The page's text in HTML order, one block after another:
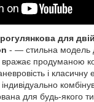
для
- — стильна модель
вражає продуманою
і класичну
для будь-якого